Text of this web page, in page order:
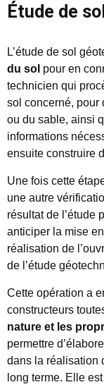
Étude de
L’étude de sol
du sol pour en
technicien qui
sol concerné, pour
ou du sable, ainsi
informations
ensuite construire
Une fois cette
une autre
résultat de l’étude
anticiper la mise
réalisation de
de l’étude
Cette opération a
constructeurs
nature et les
permettre
dans la réalisation
long terme. Elle